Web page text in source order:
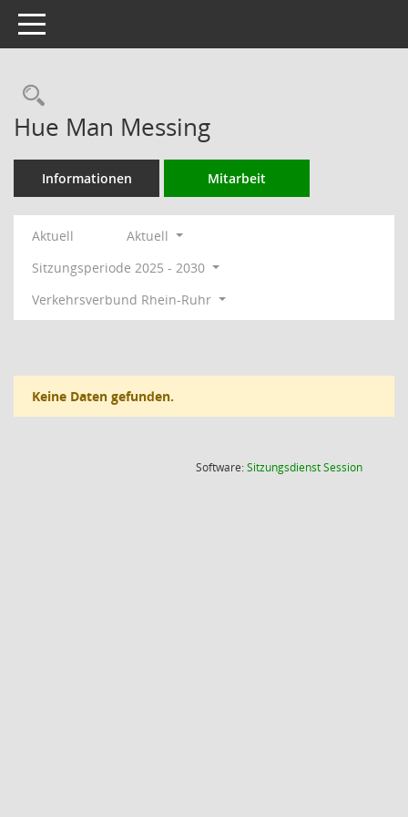
Toggle navigation
Rechercheauswahl
Hue Man Messing
Informationen Mitarbeit
Aktuell
Aktuell
Sitzungsperiode 2025 - 2030
Verkehrsverbund Rhein-Ruhr
Keine Daten gefunden.
Software:SitzungsdienstSession(Wird in